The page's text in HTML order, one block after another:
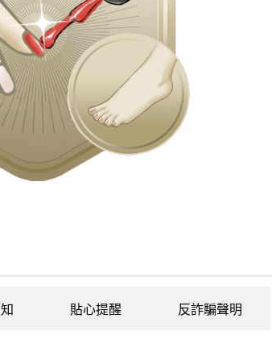
貼心提醒 反詐騙聲明